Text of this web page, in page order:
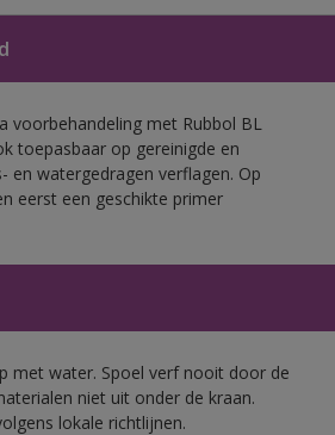
voorbehandeling met Rubbol BL
toepasbaar op gereinigde en
en watergedragen verflagen. Op
eerst een geschikte primer
met water. Spoel verf nooit door de
niet uit onder de kraan.
lokale richtlijnen.